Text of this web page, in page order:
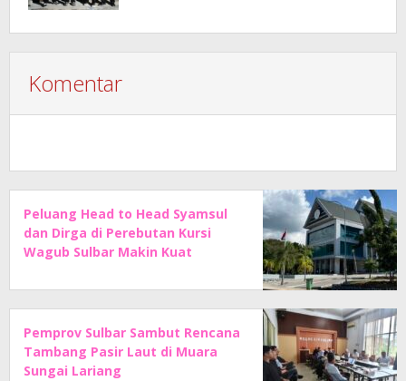
Komentar
Peluang Head to Head Syamsul
dan Dirga di Perebutan Kursi
Wagub Sulbar Makin Kuat
Pemprov Sulbar Sambut Rencana
Tambang Pasir Laut di Muara
Sungai Lariang